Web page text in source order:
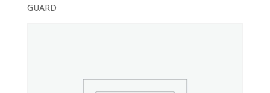
GUARD